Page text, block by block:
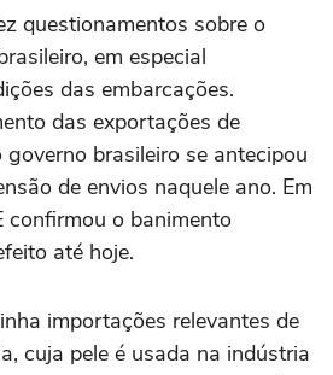
questionamentos sobre o
em especial
das embarcações.
das exportações de
brasileiro se antecipou
de envios naquele ano. Em
confirmou o banimento
até hoje.
importações relevantes de
cuja pele é usada na indústria